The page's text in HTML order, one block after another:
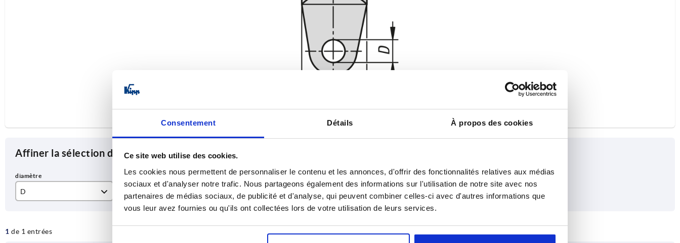
Consentement Détails À propos des cookies
Ce site web utilise des cookies.
Les cookies nous permettent de personnaliser le contenu et les annonces, d'offrir des fonctionnalités relatives aux médias
sociaux et d'analyser notre trafic. Nous partageons également des informations sur l'utilisation de notre site avec nos
partenaires de médias sociaux, de publicité et d'analyse, qui peuvent combiner celles-ci avec d'autres informations que
vous leur avez fournies ou qu'ils ont collectées lors de votre utilisation de leurs services.
Affiner la sélection des articles
D
15
D2
M6
1 de 1 entrées